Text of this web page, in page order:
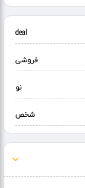
deal
فروشی
نو
شخص